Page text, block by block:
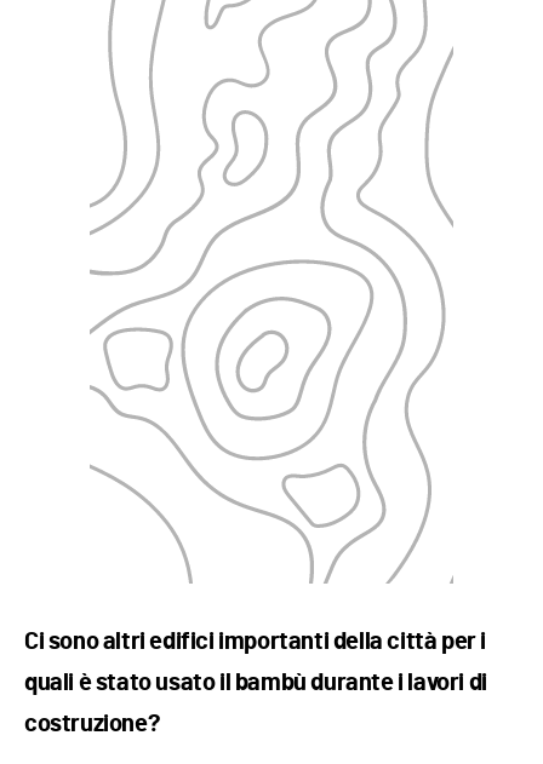
Ci sono altri edifici importanti della città per i
quali è stato usato il bambù durante i lavori di
costruzione?